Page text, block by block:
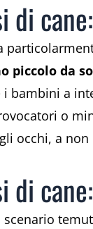
di
piccolo da
i bambini a
o
occhi, a
di
scenario